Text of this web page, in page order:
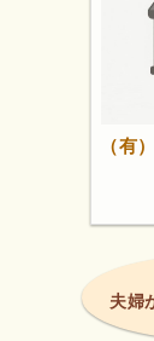
（有
夫婦